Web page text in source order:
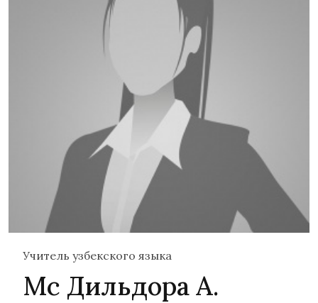
Учитель узбекского языка
Мс Дильдора А.